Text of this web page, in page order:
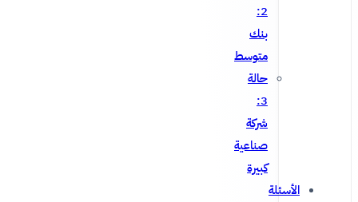
2:
بنك
متوسط
حالة
3:
شركة
صناعية
كبيرة
الأسئلة